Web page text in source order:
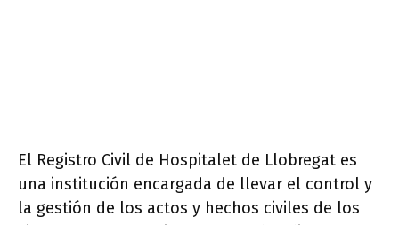
El Registro Civil de Hospitalet de Llobregat es
una institución encargada de llevar el control y
la gestión de los actos y hechos civiles de los